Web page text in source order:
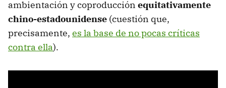
ambientación y coproducción equitativamente
chino-estadounidense (cuestión que,
precisamente, es la base de no pocas críticas
contra ella).